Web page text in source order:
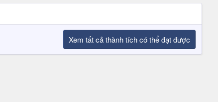
Xem tất cả thành tích có thể đạt được